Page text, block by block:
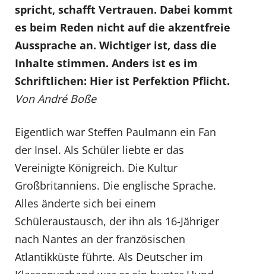
spricht, schafft Vertrauen. Dabei kommt
es beim Reden nicht auf die akzentfreie
Aussprache an. Wichtiger ist, dass die
Inhalte stimmen. Anders ist es im
Schriftlichen: Hier ist Perfektion Pflicht.
Von André Boße
Eigentlich war Steffen Paulmann ein Fan
der Insel. Als Schüler liebte er das
Vereinigte Königreich. Die Kultur
Großbritanniens. Die englische Sprache.
Alles änderte sich bei einem
Schüleraustausch, der ihn als 16-Jähriger
nach Nantes an der französischen
Atlantikküste führte. Als Deutscher im